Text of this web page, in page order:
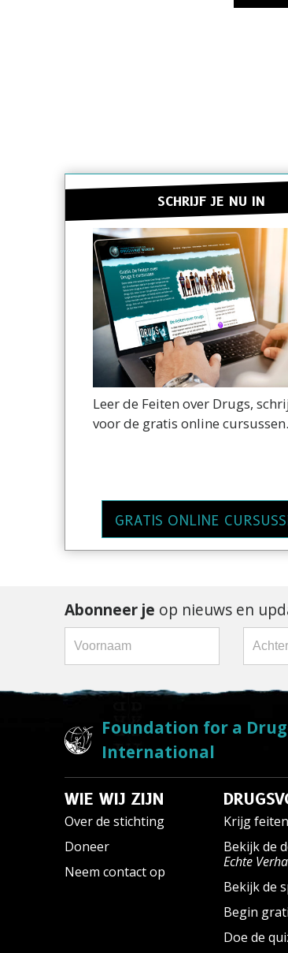
SCHRIJF JE NU IN
Leer de Feiten over Drugs,
voor de gratis online cursussen.
GRATIS ONLINE
Abonneer je op nieuws en
Foundation for a
International
WIE WIJ ZIJN
Over de stichting
Doneer
Neem contact op
Krijg
Bekijk de
Echte
Bekijk de
Begin
Doe de